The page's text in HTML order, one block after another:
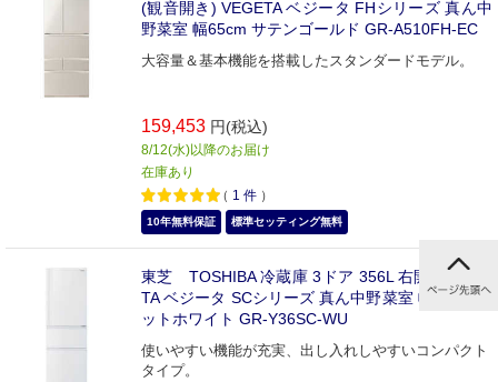
(観音開き) VEGETA ベジータ FHシリーズ 真ん中
野菜室 幅65cm サテンゴールド GR-A510FH-EC
大容量＆基本機能を搭載したスタンダードモデル。
159,453 円(税込)
8/12(水)以降のお届け
在庫あり
（ 1 件 ）
10年無料保証 標準セッティング無料
東芝 TOSHIBA 冷蔵庫 3ドア 356L 右開き VEGE
TA ベジータ SCシリーズ 真ん中野菜室 幅60cm マ
ットホワイト GR-Y36SC-WU
使いやすい機能が充実、出し入れしやすいコンパクト
タイプ。